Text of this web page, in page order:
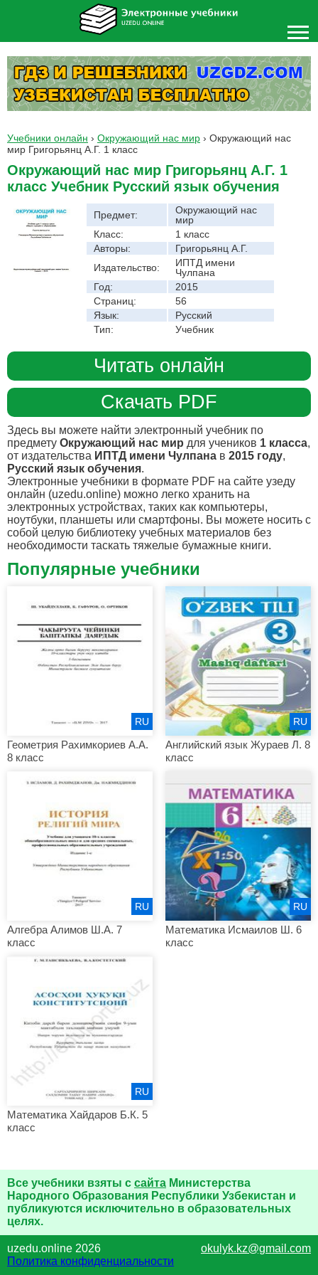
Учебники онлайн › Окружающий нас мир › Окружающий нас
мир Григорьянц А.Г. 1 класс
Окружающий нас мир Григорьянц А.Г. 1
класс Учебник Русский язык обучения
Предмет:
Окружающий нас
мир
Класс:
1 класс
Авторы:
Григорьянц А.Г.
Издательство:
ИПТД имени
Чулпана
Год:
2015
Страниц:
56
Язык:
Русский
Тип:
Учебник
Читать онлайн
Скачать PDF
Здесь вы можете найти электронный учебник по
предмету Окружающий нас мир для учеников 1 класса,
от издательства ИПТД имени Чулпана в 2015 году,
Русский язык обучения.
Электронные учебники в формате PDF на сайте узеду
онлайн (uzedu.online) можно легко хранить на
электронных устройствах, таких как компьютеры,
ноутбуки, планшеты или смартфоны. Вы можете носить с
собой целую библиотеку учебных материалов без
необходимости таскать тяжелые бумажные книги.
Популярные учебники
Геометрия Рахимкориев А.А.
8 класс
RU
Английский язык Жураев Л. 8
класс
RU
Алгебра Алимов Ш.А. 7
класс
RU
Математика Исмаилов Ш. 6
класс
RU
Математика Хайдаров Б.К. 5
класс
RU
Все учебники взяты с сайта Министерства
Народного Образования Республики Узбекистан и
публикуются исключительно в образовательных
целях.
uzedu.online 2026
okulyk.kz@gmail.com
Политика конфиденциальности